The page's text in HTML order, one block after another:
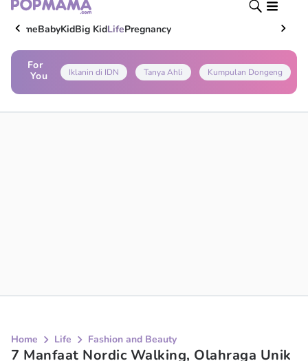
HomeBabyKidBig KidLifePregnancy
For
You
Iklanin di IDN Tanya Ahli Kumpulan Dongeng
Home Life Fashion and Beauty
7 Manfaat Nordic Walking, Olahraga Unik